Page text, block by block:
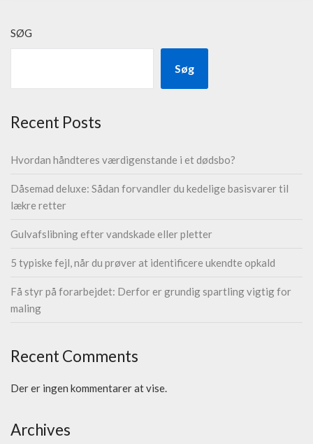
SØG
Søg
Recent Posts
Hvordan håndteres værdigenstande i et dødsbo?
Dåsemad deluxe: Sådan forvandler du kedelige basisvarer til
lækre retter
Gulvafslibning efter vandskade eller pletter
5 typiske fejl, når du prøver at identificere ukendte opkald
Få styr på forarbejdet: Derfor er grundig spartling vigtig for
maling
Recent Comments
Der er ingen kommentarer at vise.
Archives